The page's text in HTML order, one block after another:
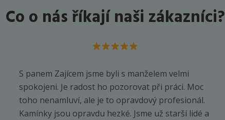
vybrat
na
produktu
Co o nás říkají naši zákazníci?
S panem Zajícem jsme byli s manželem velmi
spokojeni. Je radost ho pozorovat při práci. Moc
toho nenamluví, ale je to opravdový profesionál.
Kamínky jsou opravdu hezké. Jsme už starší lidé a